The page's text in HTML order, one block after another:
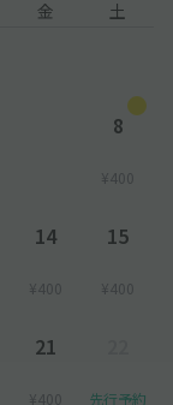
金 土
8
¥400
14
¥400
15
¥400
21
¥400 先行予約